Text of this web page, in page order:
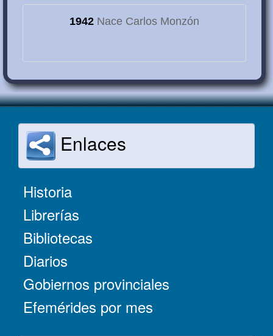
1942 Nace Carlos Monzón
Enlaces
Historia
Librerías
Bibliotecas
Diarios
Gobiernos provinciales
Efemérides por mes